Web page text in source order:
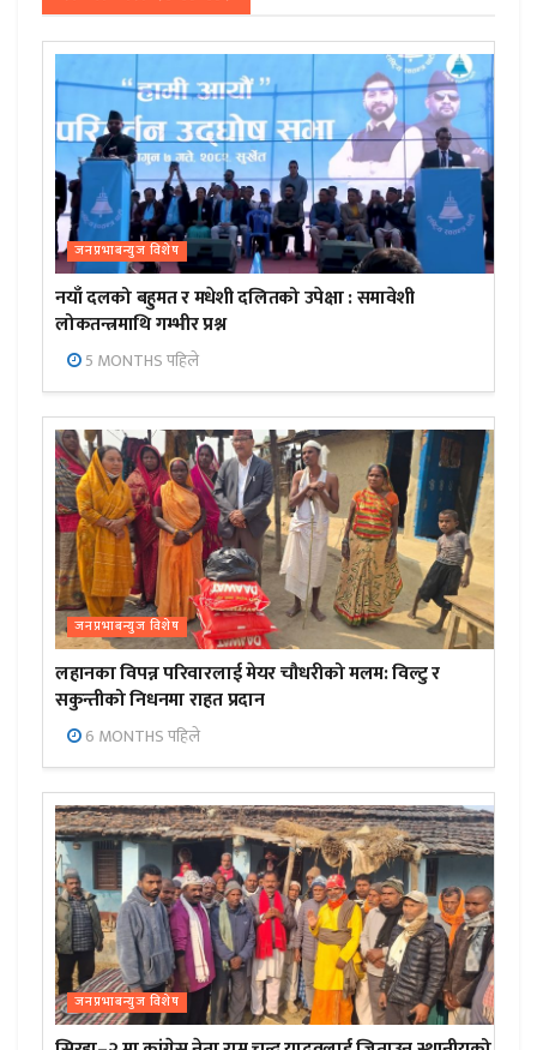
जनप्रभाबन्युज विशेष
नयाँ दलको बहुमत र मधेशी दलितको उपेक्षा : समावेशी
लोकतन्त्रमाथि गम्भीर प्रश्न
5 MONTHS पहिले
जनप्रभाबन्युज विशेष
लहानका विपन्न परिवारलाई मेयर चौधरीको मलम: विल्टु र
सकुन्तीको निधनमा राहत प्रदान
6 MONTHS पहिले
जनप्रभाबन्युज विशेष